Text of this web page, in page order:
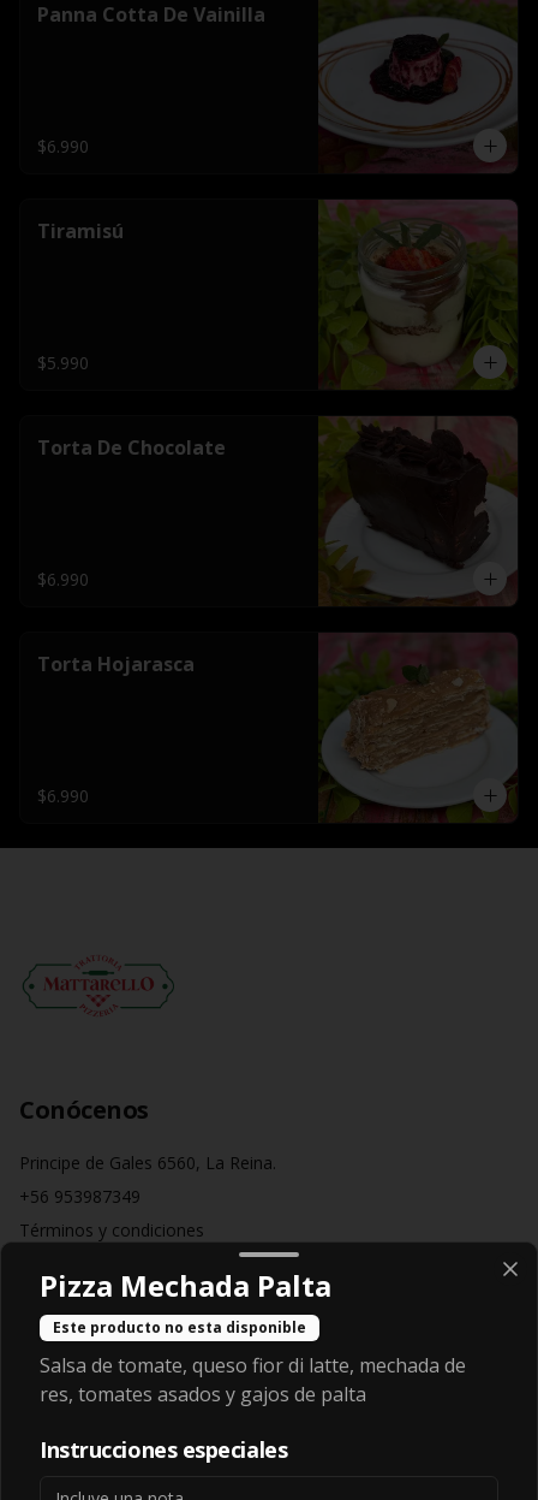
Panna Cotta De Vainilla
$6.990
Tiramisú
$5.990
Torta De Chocolate
$6.990
Torta Hojarasca
$6.990
Conócenos
Principe de Gales 6560, La Reina.
+56 953987349
Términos y condiciones
Redes sociales
Instagram
Facebook
Mi cuenta
Pizza Mechada Palta
Este producto no esta disponible
Salsa de tomate, queso fior di latte, mechada de
res, tomates asados y gajos de palta
Instrucciones especiales